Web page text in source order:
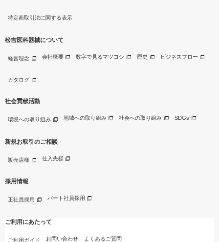
特定商取引法に関する表示
松吉医科器械について
経営理念 会社概要 数字で見るマツヨシ 歴史 ビジネスフロー
カタログ
社会貢献活動
環境への取り組み 地域への取り組み 社会への取り組み SDGs
新規お取引のご相談
販売店様 仕入先様
採用情報
正社員採用 パート社員採用
ご利用にあたって
ご利用ガイド お問い合わせ よくあるご質問